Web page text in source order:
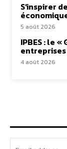
S’inspirer
5 août 2026
IPBES : le
4 août 2026